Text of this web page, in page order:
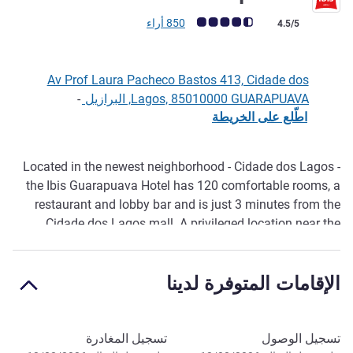
ملاحظة أراء العملاء (رأي ALL)
4.5/5 850 أراء
Av Prof Laura Pacheco Bastos 413, Cidade dos
Lagos, 85010000 GUARAPUAVA, البرازيل
-
اطّلع على الخريطة
الوصف
Located in the newest neighborhood - Cidade dos Lagos -
the Ibis Guarapuava Hotel has 120 comfortable rooms, a
restaurant and lobby bar and is just 3 minutes from the
Cidade dos Lagos mall. A privileged location near the
from the airport and only 10 minutes from the main sights
of the city center.
Loyalty program with the best perks.
الإقامات المتوفرة لدينا
احجز في هذا الفندق
تسجيل الوصول تسجيل المغادرة